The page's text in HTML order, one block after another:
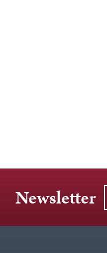
Newsletter